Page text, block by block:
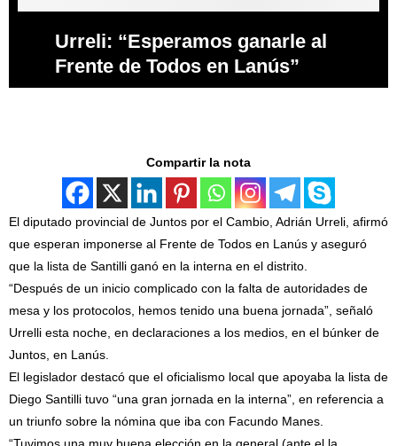
Urreli: “Esperamos ganarle al
Frente de Todos en Lanús”
Compartir la nota
El diputado provincial de Juntos por el Cambio, Adrián Urreli, afirmó
que esperan imponerse al Frente de Todos en Lanús y aseguró
que la lista de Santilli ganó en la interna en el distrito.
“Después de un inicio complicado con la falta de autoridades de
mesa y los protocolos, hemos tenido una buena jornada”, señaló
Urrelli esta noche, en declaraciones a los medios, en el búnker de
Juntos, en Lanús.
El legislador destacó que el oficialismo local que apoyaba la lista de
Diego Santilli tuvo “una gran jornada en la interna”, en referencia a
un triunfo sobre la nómina que iba con Facundo Manes.